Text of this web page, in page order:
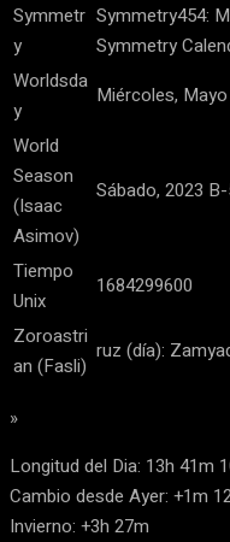
Symmetr
y
Symmetry454:
Symmetry
Worldsda
y
Miércoles,
World
Season
(Isaac
Asimov)
Sábado, 2023
Tiempo
Unix
1684299600
Zoroastri
an (Fasli)
ruz (día):
»
Longitud del Dia: 13h 41m
Cambio desde Ayer: +1m
Invierno: +3h 27m